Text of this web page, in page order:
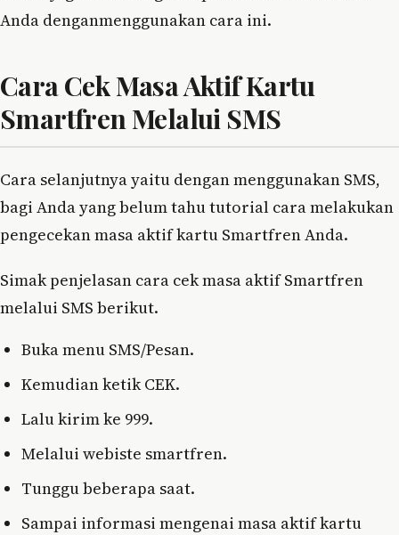
Anda denganmenggunakan cara ini.
Cara Cek Masa Aktif Kartu
Smartfren Melalui SMS
Cara selanjutnya yaitu dengan menggunakan SMS,
bagi Anda yang belum tahu tutorial cara melakukan
pengecekan masa aktif kartu Smartfren Anda.
Simak penjelasan cara cek masa aktif Smartfren
melalui SMS berikut.
Buka menu SMS/Pesan.
Kemudian ketik CEK.
Lalu kirim ke 999.
Melalui webiste smartfren.
Tunggu beberapa saat.
Sampai informasi mengenai masa aktif kartu